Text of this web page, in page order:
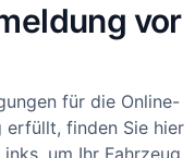
vor
für die Online-
erfüllt, finden Sie hier